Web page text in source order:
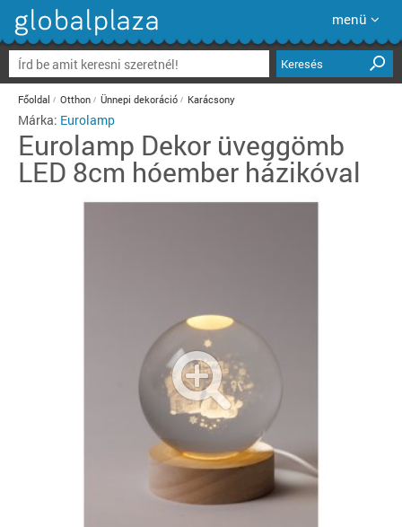
menü
Keresés
Főoldal Otthon Ünnepi dekoráció Karácsony
Márka: Eurolamp
Eurolamp Dekor üveggömb
LED 8cm hóember házikóval